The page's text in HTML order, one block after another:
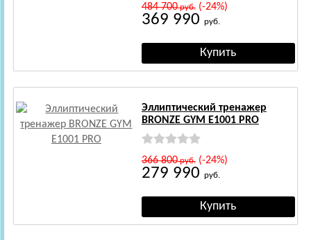
484 700руб.(-24%)
369 990 руб.
Эллиптический тренажер
BRONZE GYM E1001 PRO
366 800руб.(-24%)
279 990 руб.